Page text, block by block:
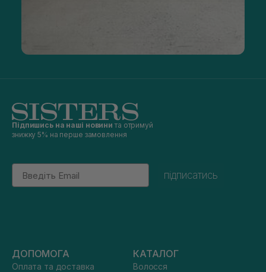
Підпишись на наші новини та отримуй
знижку 5% на перше замовлення
Email
підписатись
ДОПОМОГА
Оплата та доставка
КАТАЛОГ
Волосся